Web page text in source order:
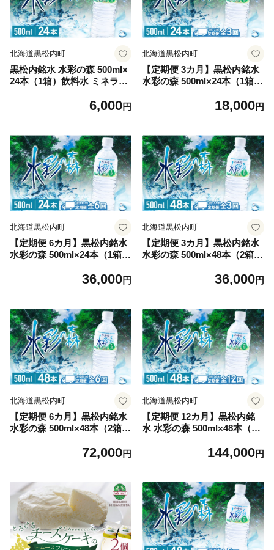
北海道黒松内町
黒松内銘水 水彩の森 500ml×
24本（1箱）飲料水 ミネラル
6,000円
北海道黒松内町
【定期便 3カ月】黒松内銘水
水彩の森 500ml×24本（1箱）
18,000円
北海道黒松内町
【定期便 6カ月】黒松内銘水
水彩の森 500ml×24本（1箱）
36,000円
北海道黒松内町
【定期便 3カ月】黒松内銘水
水彩の森 500ml×48本（2箱）
36,000円
北海道黒松内町
【定期便 6カ月】黒松内銘水
水彩の森 500ml×48本（2箱）
72,000円
北海道黒松内町
【定期便 12カ月】黒松内銘
水 水彩の森 500ml×48本（2
144,000円